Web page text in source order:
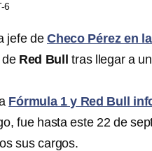
6
jefe deCheco Pérez en
Red Bulltras llegar a
Fórmula 1 y Red Bull
fue hasta este 22 de
sus cargos.